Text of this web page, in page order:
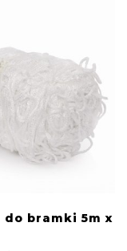
do bramki 5m x